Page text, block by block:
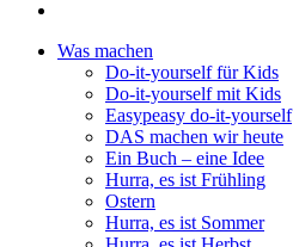
Was machen
Do-it-yourself für Kids
Do-it-yourself mit Kids
Easypeasy do-it-yourself
DAS machen wir heute
Ein Buch – eine Idee
Hurra, es ist Frühling
Ostern
Hurra, es ist Sommer